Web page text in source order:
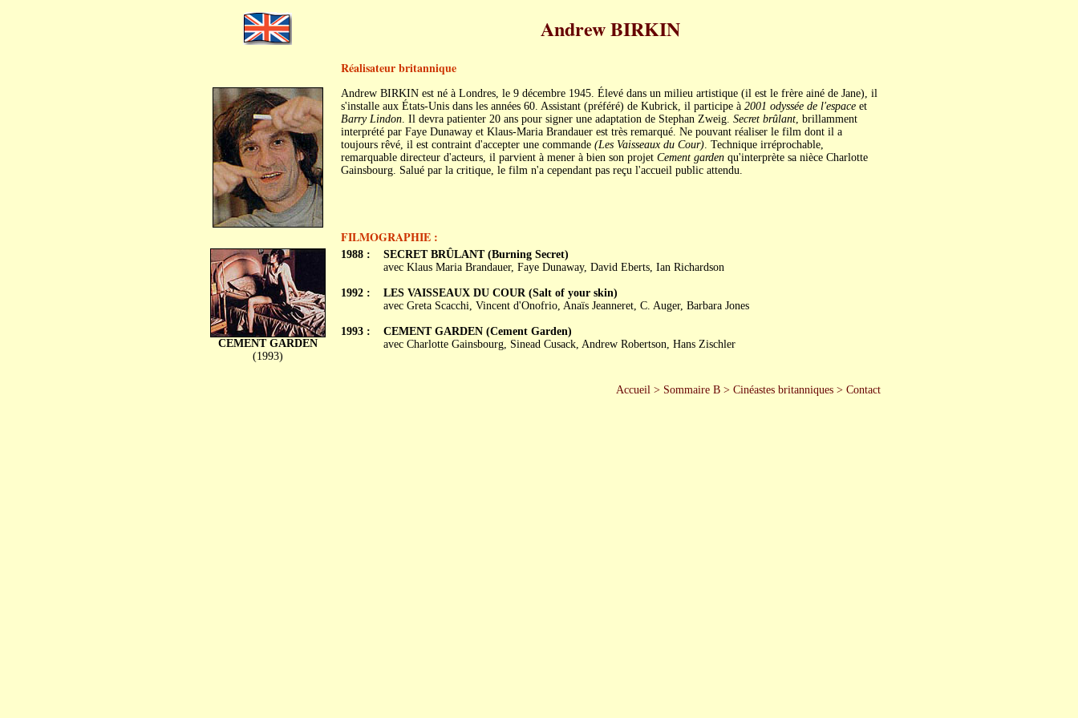
Andrew BIRKIN
Réalisateur britannique
Andrew BIRKIN est né à Londres, le 9 décembre 1945. Élevé dans un milieu artistique (il est le frère ainé de Jane), il
s'installe aux États-Unis dans les années 60. Assistant (préféré) de Kubrick, il participe à 2001 odyssée de l'espaceet
Barry Lindon. Il devra patienter 20 ans pour signer une adaptation de Stephan Zweig. Secret brûlant, brillamment
interprété par Faye Dunaway et Klaus-Maria Brandauer est très remarqué. Ne pouvant réaliser le film dont il a
toujours rêvé, il est contraint d'accepter une commande (Les Vaisseaux du Cour). Technique irréprochable,
remarquable directeur d'acteurs, il parvient à mener à bien son projet Cement gardenqu'interprète sa nièce Charlotte
Gainsbourg. Salué par la critique, le film n'a cependant pas reçu l'accueil public attendu.
FILMOGRAPHIE :
CEMENT GARDEN
(1993)
1988 :
1992 :
1993 :
SECRET BRÛLANT (Burning Secret)
avec Klaus Maria Brandauer, Faye Dunaway, David Eberts, Ian Richardson
LES VAISSEAUX DU COUR (Salt of your skin)
avec Greta Scacchi, Vincent d'Onofrio, Anaïs Jeanneret, C. Auger, Barbara Jones
CEMENT GARDEN (Cement Garden)
avec Charlotte Gainsbourg, Sinead Cusack, Andrew Robertson, Hans Zischler
Accueil> Sommaire B> Cinéastes britanniques> Contact